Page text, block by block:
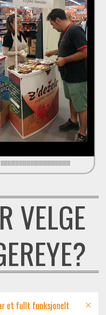
VELGE
et fullt funksjonelt